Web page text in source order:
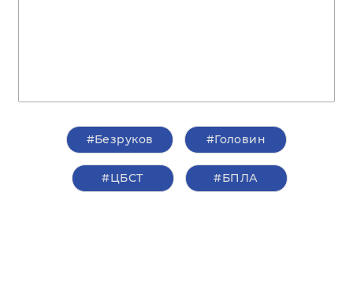
#Безруков #Головин
#ЦБСТ #БПЛА